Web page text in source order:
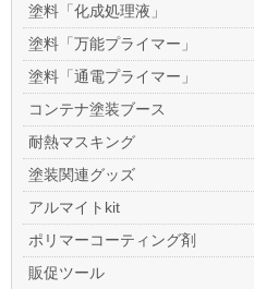
塗料「化成処理液」
塗料「万能プライマー」
塗料「通電プライマー」
コンテナ塗装ブース
耐熱マスキング
塗装関連グッズ
アルマイトkit
ポリマーコーティング剤
販促ツール